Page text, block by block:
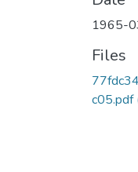
1965-
Files
c05.pdf